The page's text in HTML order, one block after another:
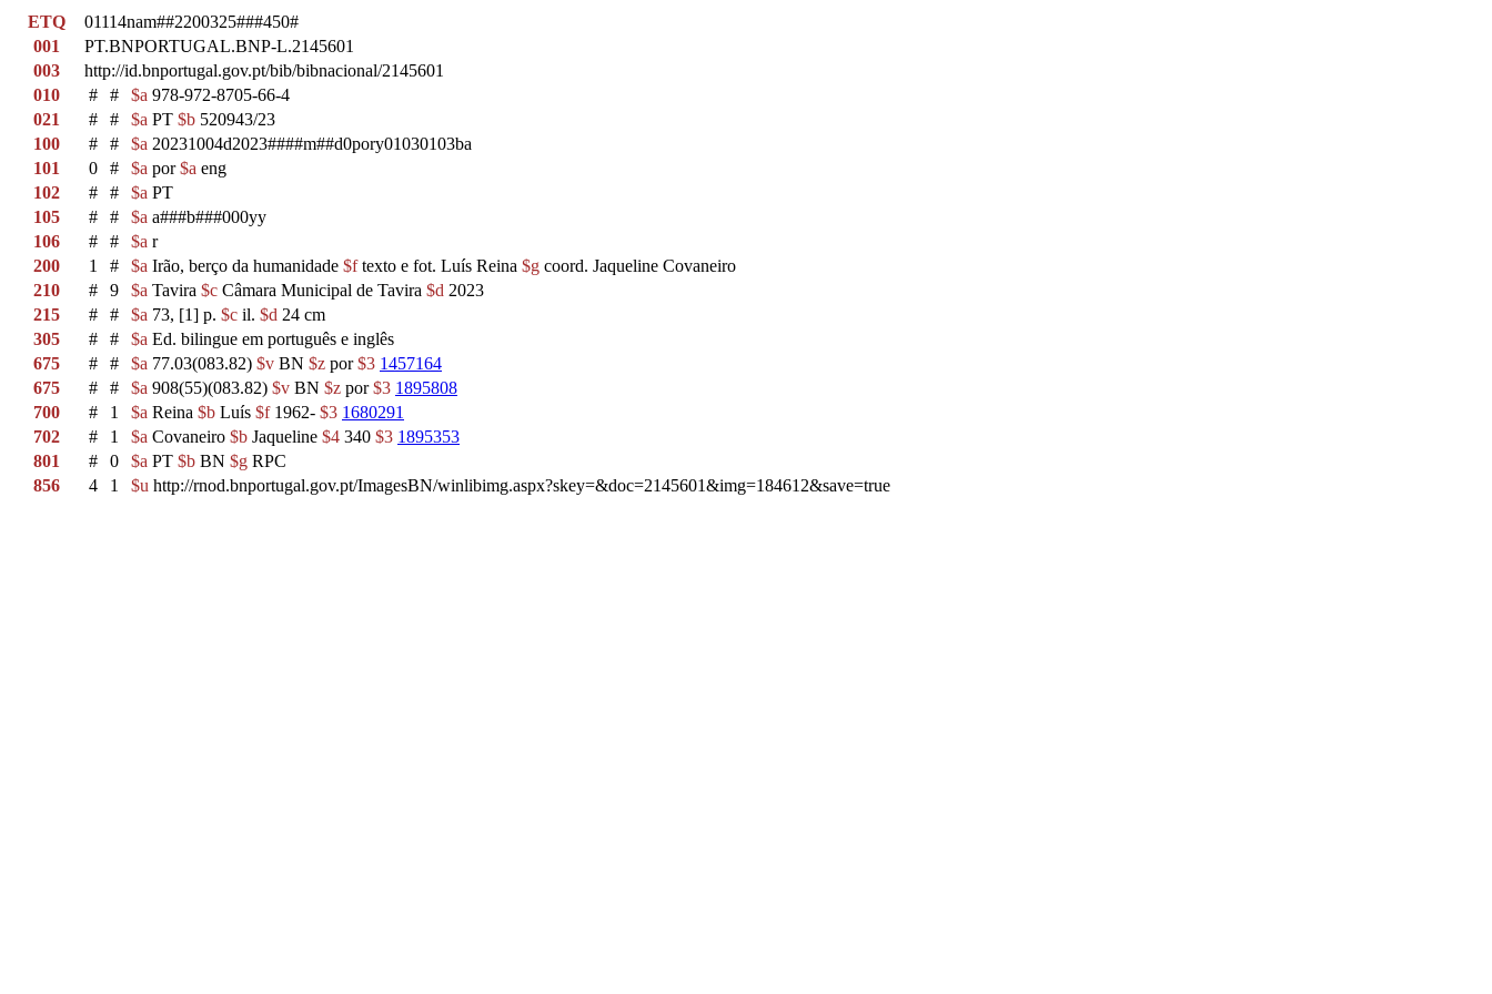
ETQ
01114nam##2200325###450#
001
PT.BNPORTUGAL.BNP-L.2145601
003
http://id.bnportugal.gov.pt/bib/bibnacional/2145601
010
# # $a 978-972-8705-66-4
021
# # $a PT $b 520943/23
100
# # $a 20231004d2023####m##d0pory01030103ba
101
0 # $a por$a eng
102
# # $a PT
105
# # $a a###b###000yy
106
# # $a r
200
1 # $a Irão, berço da humanidade $ftexto e fot. Luís Reina $g coord. Jaqueline Covaneiro
210
# 9 $a Tavira $c Câmara Municipal de Tavira $d 2023
215
# # $a 73, [1] p. $c il. $d 24 cm
305
# # $a Ed. bilingue em português e inglês
675
# # $a 77.03(083.82) $v BN $z por$3 1457164
675
# # $a 908(55)(083.82) $v BN $z por$3 1895808
700
# 1 $a Reina $b Luís $f1962- $3 1680291
702
# 1 $a Covaneiro $b Jaqueline $4 340 $3 1895353
801
# 0 $a PT $b BN $g RPC
856
4 1 $u http://rnod.bnportugal.gov.pt/ImagesBN/winlibimg.aspx?skey=&doc=2145601&img=184612&save=true